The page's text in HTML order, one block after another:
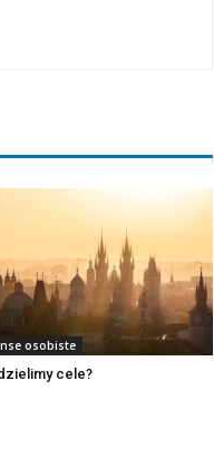
osobiste
cele?